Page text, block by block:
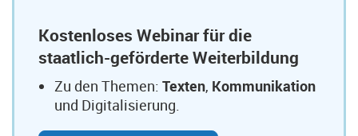
Kostenloses Webinar für die
staatlich-geförderte Weiterbildung
Zu den Themen: Texten, Kommunikation
und Digitalisierung.